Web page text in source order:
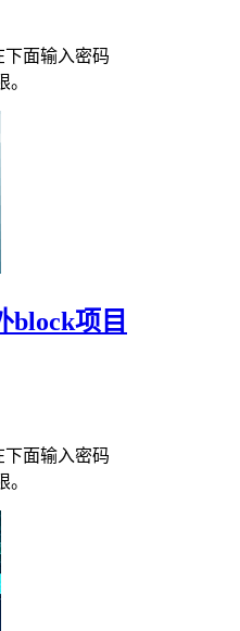
下面输入密码
。
block项目
下面输入密码
。